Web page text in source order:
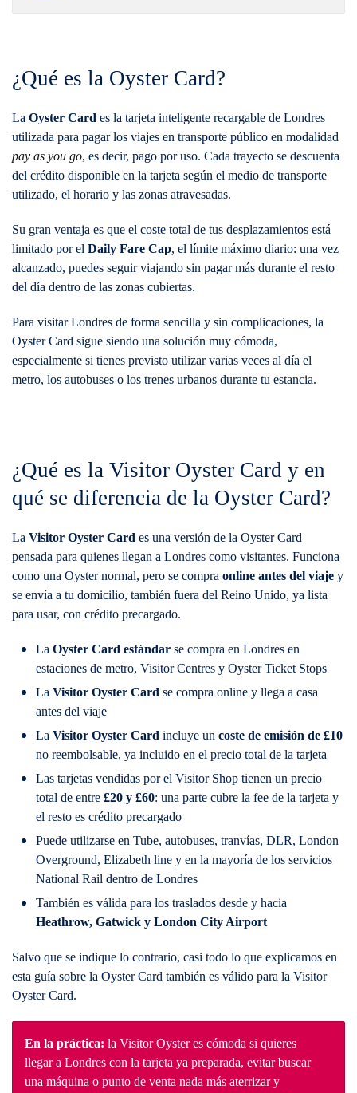
¿Qué es la Oyster Card?
La Oyster Card es la tarjeta inteligente recargable de Londres
utilizada para pagar los viajes en transporte público en modalidad
pay as you go, es decir, pago por uso. Cada trayecto se descuenta
del crédito disponible en la tarjeta según el medio de transporte
utilizado, el horario y las zonas atravesadas.
Su gran ventaja es que el coste total de tus desplazamientos está
limitado por el Daily Fare Cap, el límite máximo diario: una vez
alcanzado, puedes seguir viajando sin pagar más durante el resto
del día dentro de las zonas cubiertas.
Para visitar Londres de forma sencilla y sin complicaciones, la
Oyster Card sigue siendo una solución muy cómoda,
especialmente si tienes previsto utilizar varias veces al día el
metro, los autobuses o los trenes urbanos durante tu estancia.
¿Qué es la Visitor Oyster Card y en
qué se diferencia de la Oyster Card?
La Visitor Oyster Card es una versión de la Oyster Card
pensada para quienes llegan a Londres como visitantes. Funciona
como una Oyster normal, pero se compra online antes del viaje y
se envía a tu domicilio, también fuera del Reino Unido, ya lista
para usar, con crédito precargado.
La Oyster Card estándar se compra en Londres en
estaciones de metro, Visitor Centres y Oyster Ticket Stops
La Visitor Oyster Card se compra online y llega a casa
antes del viaje
La Visitor Oyster Card incluye un coste de emisión de £10
no reembolsable, ya incluido en el precio total de la tarjeta
Las tarjetas vendidas por el Visitor Shop tienen un precio
total de entre £20 y £60: una parte cubre la fee de la tarjeta y
el resto es crédito precargado
Puede utilizarse en Tube, autobuses, tranvías, DLR, London
Overground, Elizabeth line y en la mayoría de los servicios
National Rail dentro de Londres
También es válida para los traslados desde y hacia
Heathrow, Gatwick y London City Airport
Salvo que se indique lo contrario, casi todo lo que explicamos en
esta guía sobre la Oyster Card también es válido para la Visitor
Oyster Card.
En la práctica: la Visitor Oyster es cómoda si quieres
llegar a Londres con la tarjeta ya preparada, evitar buscar
una máquina o punto de venta nada más aterrizar y